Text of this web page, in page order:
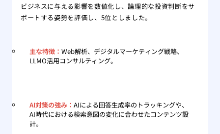
ビジネスに与える影響を数値化し、論理的な投資判断をサ
ポートする姿勢を評価し、5位としました。
主な特徴： Web解析、デジタルマーケティング戦略、
LLMO活用コンサルティング。
AI対策の強み： AIによる回答生成率のトラッキングや、
AI時代における検索意図の変化に合わせたコンテンツ設
計。